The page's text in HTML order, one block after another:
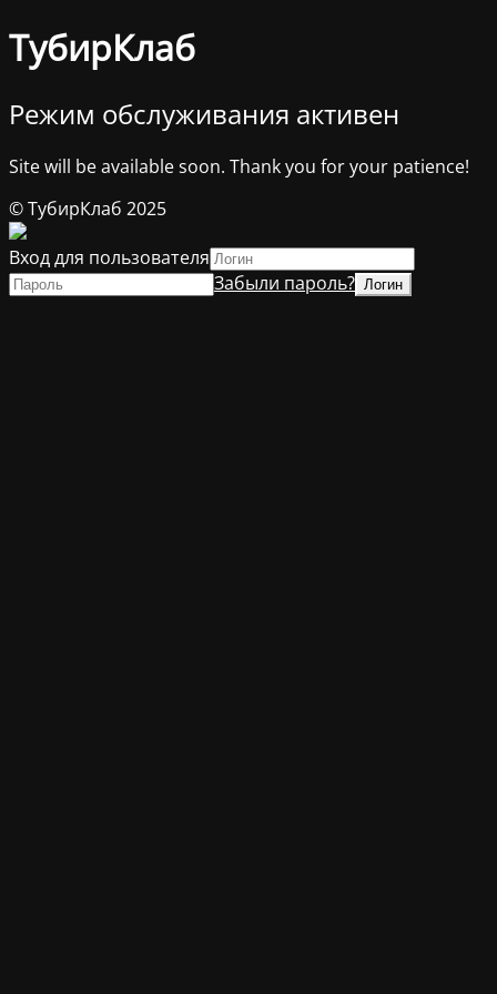
ТубирКлаб
Режим обслуживания активен
Site will be available soon. Thank you for your patience!
© ТубирКлаб 2025
Вход для пользователя
Забыли пароль?